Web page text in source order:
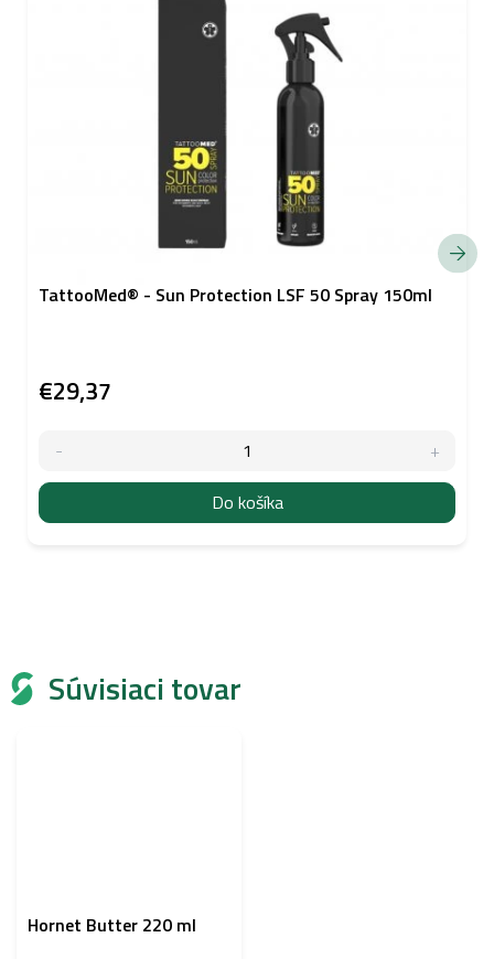
Súvisiaci tovar
Hornet Butter 220 ml
TattooMed® - Sun Protection LSF 50 Spray 150ml
€29,37
Do košíka